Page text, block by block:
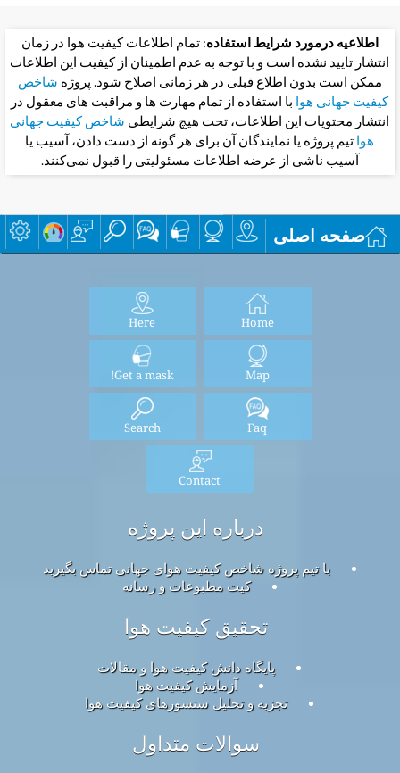
اطلاعیه درمورد شرایط استفاده: تمام اطلاعات کیفیت هوا در زمان
انتشار تایید نشده است و با توجه به عدم اطمینان از کیفیت این اطلاعات
ممکن است بدون اطلاع قبلی در هر زمانی اصلاح شود. پروژهشاخص
کیفیت جهانی هوابا استفاده از تمام مهارت ها و مراقبت های معقول در
انتشار محتویات این اطلاعات، تحت هیچ شرایطیشاخص کیفیت جهانی
هواتیم پروژه یا نمایندگان آن برای هر گونه از دست دادن، آسیب یا
آسیب ناشی از عرضه اطلاعات مسئولیتی را قبول نمی‌کنند.
صفحه اصلی
Home
Here
Map
Get a mask!
Faq
Search
Contact
درباره این پروژه
با تیم پروژه شاخص کیفیت هوای جهانی تماس بگیرید
کیت مطبوعات و رسانه
تحقیق کیفیت هوا
پایگاه دانش کیفیت هوا و مقالات
آزمایش کیفیت هوا
تجزیه و تحلیل سنسورهای کیفیت هوا
سوالات متداول